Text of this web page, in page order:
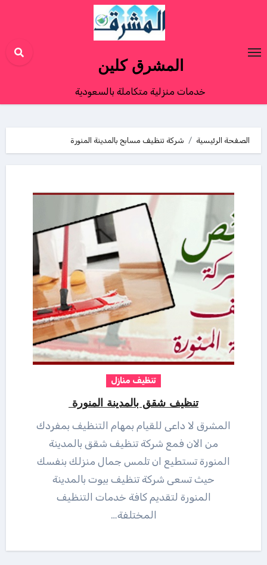
المشرق كلين
خدمات منزلية متكاملة بالسعودية
الصفحة الرئيسية شركة تنظيف مسابح بالمدينة المنورة
تنظيف منازل
تنظيف شقق بالمدينة المنورة
من الان فمع شركة تنظيف شقق بالمدينة
المنورة تستطيع ان تلمس جمال منزلك بنفسك
حيث تسعى شركة تنظيف بيوت بالمدينة
المنورة لتقديم كافة خدمات التنظيف
المختلفة…